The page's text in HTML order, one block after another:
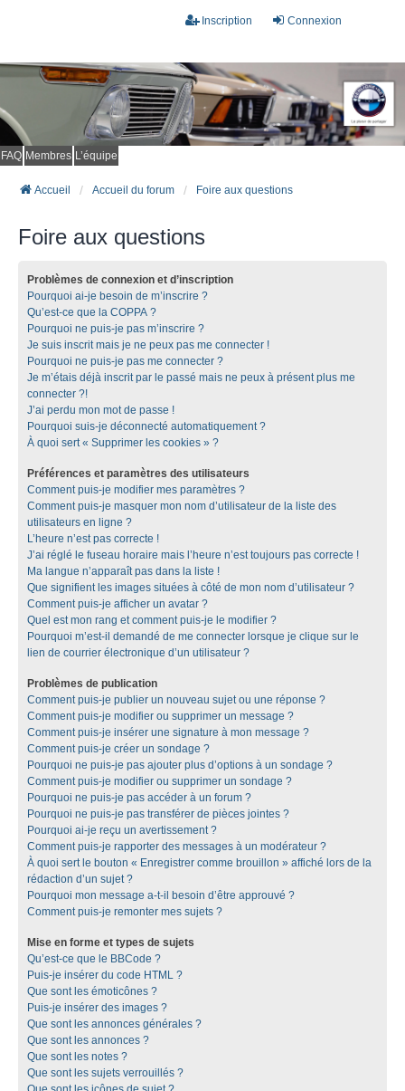
Connexion
Inscription
FAQ Membres L’équipe
Accueil Accueil du forum Foire aux questions
Foire aux questions
Problèmes de connexion et d’inscription
Pourquoi ai-je besoin de m’inscrire ?
Qu’est-ce que la COPPA ?
Pourquoi ne puis-je pas m’inscrire ?
Je suis inscrit mais je ne peux pas me connecter !
Pourquoi ne puis-je pas me connecter ?
Je m’étais déjà inscrit par le passé mais ne peux à présent plus me
connecter ?!
J’ai perdu mon mot de passe !
Pourquoi suis-je déconnecté automatiquement ?
À quoi sert « Supprimer les cookies » ?
Préférences et paramètres des utilisateurs
Comment puis-je modifier mes paramètres ?
Comment puis-je masquer mon nom d’utilisateur de la liste des
utilisateurs en ligne ?
L’heure n’est pas correcte !
J’ai réglé le fuseau horaire mais l’heure n’est toujours pas correcte !
Ma langue n’apparaît pas dans la liste !
Que signifient les images situées à côté de mon nom d’utilisateur ?
Comment puis-je afficher un avatar ?
Quel est mon rang et comment puis-je le modifier ?
Pourquoi m’est-il demandé de me connecter lorsque je clique sur le
lien de courrier électronique d’un utilisateur ?
Problèmes de publication
Comment puis-je publier un nouveau sujet ou une réponse ?
Comment puis-je modifier ou supprimer un message ?
Comment puis-je insérer une signature à mon message ?
Comment puis-je créer un sondage ?
Pourquoi ne puis-je pas ajouter plus d’options à un sondage ?
Comment puis-je modifier ou supprimer un sondage ?
Pourquoi ne puis-je pas accéder à un forum ?
Pourquoi ne puis-je pas transférer de pièces jointes ?
Pourquoi ai-je reçu un avertissement ?
Comment puis-je rapporter des messages à un modérateur ?
À quoi sert le bouton « Enregistrer comme brouillon » affiché lors de la
rédaction d’un sujet ?
Pourquoi mon message a-t-il besoin d’être approuvé ?
Comment puis-je remonter mes sujets ?
Mise en forme et types de sujets
Qu’est-ce que le BBCode ?
Puis-je insérer du code HTML ?
Que sont les émoticônes ?
Puis-je insérer des images ?
Que sont les annonces générales ?
Que sont les annonces ?
Que sont les notes ?
Que sont les sujets verrouillés ?